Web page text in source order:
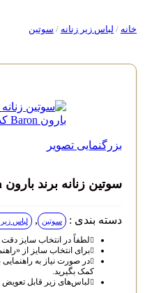
لباس زیر زنانه / سوتین
بزرگنمایی تصویر
سوتین زنانه برند بارون Baron کد 604
دسته بندی : سوتین , لباس زیر زنانه
لطفاً در انتخاب سایز دقت نمایید.
برای انتخاب سایز از «راهنمای
در صورت نیاز به راهنمایی
کمک بگیرید.
لباس‌های زیر قابل تعویض و